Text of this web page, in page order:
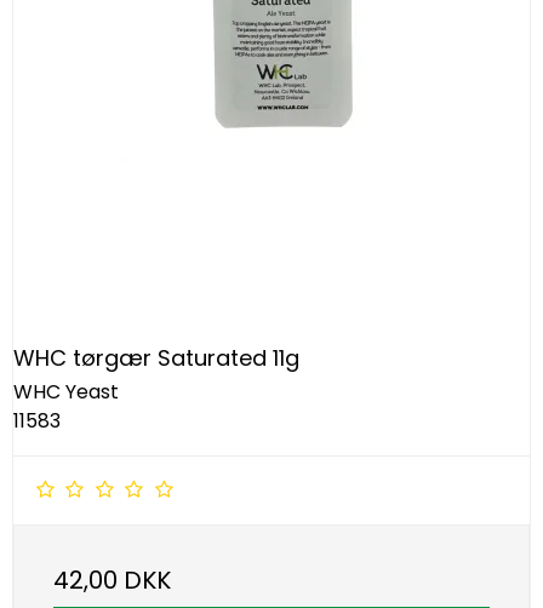
WHC tørgær Saturated 11g
WHC Yeast
11583
42,00 DKK